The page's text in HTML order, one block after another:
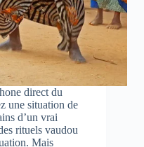
direct du
une situation de
d’un vrai
rituels vaudou
Mais